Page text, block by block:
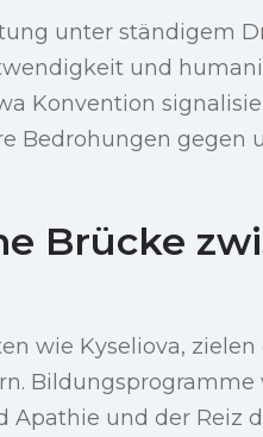
unter ständigem
und
Konvention
Bedrohungen gegen
Brücke
wie Kyseliova, zielen
Bildungsprogramme
und der Reiz